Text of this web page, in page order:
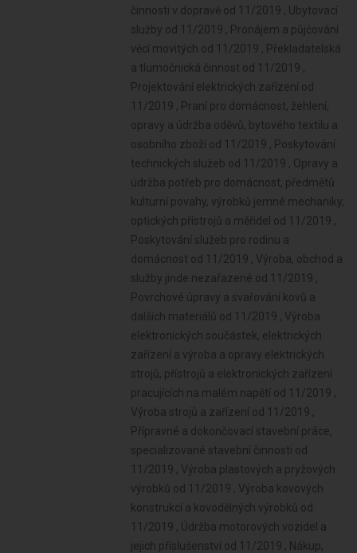
činnosti v dopravě od 11/2019 , Ubytovací
služby od 11/2019 , Pronájem a půjčování
věcí movitých od 11/2019 , Překladatelská
a tlumočnická činnost od 11/2019 ,
Projektování elektrických zařízení od
11/2019 , Praní pro domácnost, žehlení,
opravy a údržba oděvů, bytového textilu a
osobního zboží od 11/2019 , Poskytování
technických služeb od 11/2019 , Opravy a
údržba potřeb pro domácnost, předmětů
kulturní povahy, výrobků jemné mechaniky,
optických přístrojů a měřidel od 11/2019 ,
Poskytování služeb pro rodinu a
domácnost od 11/2019 , Výroba, obchod a
služby jinde nezařazené od 11/2019 ,
Povrchové úpravy a svařování kovů a
dalších materiálů od 11/2019 , Výroba
elektronických součástek, elektrických
zařízení a výroba a opravy elektrických
strojů, přístrojů a elektronických zařízení
pracujících na malém napětí od 11/2019 ,
Výroba strojů a zařízení od 11/2019 ,
Přípravné a dokončovací stavební práce,
specializované stavební činnosti od
11/2019 , Výroba plastových a pryžových
výrobků od 11/2019 , Výroba kovových
konstrukcí a kovodělných výrobků od
11/2019 , Údržba motorových vozidel a
jejich příslušenství od 11/2019 , Nákup,